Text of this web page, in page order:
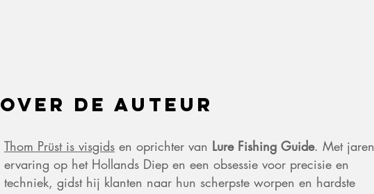
Over de auteur
Thom Prüst is visgids en oprichter van Lure Fishing Guide. Met jaren
ervaring op het Hollands Diep en een obsessie voor precisie en
techniek, gidst hij klanten naar hun scherpste worpen en hardste